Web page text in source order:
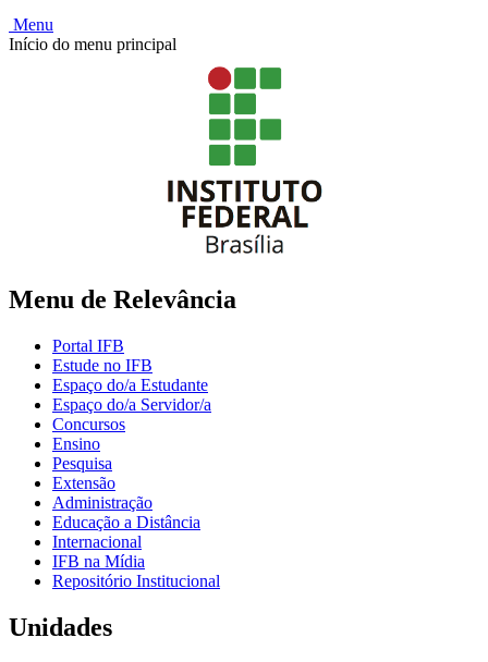
Menu
Início do menu principal
Menu de Relevância
Portal IFB
Estude no IFB
Espaço do/a Estudante
Espaço do/a Servidor/a
Concursos
Ensino
Pesquisa
Extensão
Administração
Educação a Distância
Internacional
IFB na Mídia
Repositório Institucional
Unidades